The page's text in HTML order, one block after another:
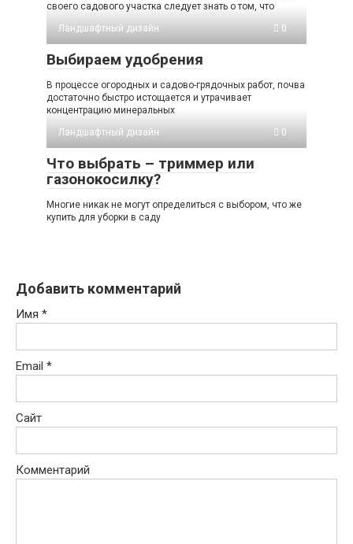
своего садового участка следует знать о том, что
Ландшафтный дизайн
0
Выбираем удобрения
В процессе огородных и садово-грядочных работ, почва
достаточно быстро истощается и утрачивает
концентрацию минеральных
Ландшафтный дизайн
0
Что выбрать – триммер или
газонокосилку?
Многие никак не могут определиться с выбором, что же
купить для уборки в саду
Добавить комментарий
Имя *
Email *
Сайт
Комментарий